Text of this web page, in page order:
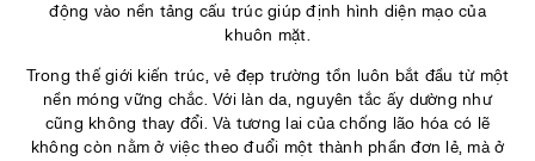
động vào nền tảng cấu trúc giúp định hình diện mạo của
khuôn mặt.
Trong thế giới kiến trúc, vẻ đẹp trường tồn luôn bắt đầu từ một
nền móng vững chắc. Với làn da, nguyên tắc ấy dường như
cũng không thay đổi. Và tương lai của chống lão hóa có lẽ
không còn nằm ở việc theo đuổi một thành phần đơn lẻ, mà ở